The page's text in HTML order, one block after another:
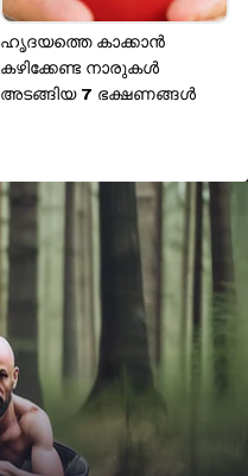
ഹൃദയത്തെ കാക്കാൻ
കഴിക്കേണ്ട നാരുകൾ
അടങ്ങിയ 7 ഭക്ഷണങ്ങൾ